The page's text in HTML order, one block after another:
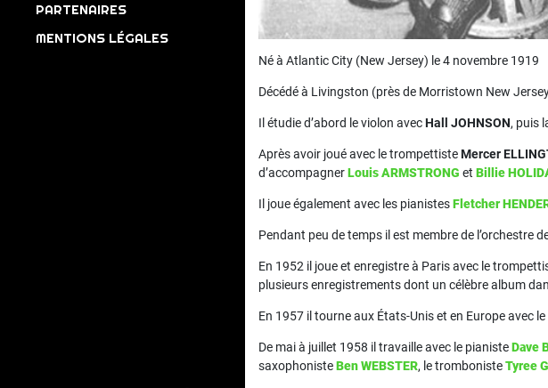
PARTENAIRES
MENTIONS LÉGALES
Né à Atlantic City (New Jersey) le 4 novembre 1919
Décédé à Livingston (près de Morristown New
Il étudie d’abord le violon avecHall JOHNSON, puis
Après avoir joué avec le trompettisteMercer
d’accompagnerLouis ARMSTRONG et Billie
Il joue également avec les pianistesFletcher
Pendant peu de temps il est membre de l’orchestre
En 1952 il joue et enregistre à Paris avec le
plusieurs enregistrements dont un célèbre album
En 1957 il tourne aux États-Unis et en Europe avec
De mai à juillet 1958 il travaille avec le pianisteDave
saxophonisteBen WEBSTER, le trombonisteTyree